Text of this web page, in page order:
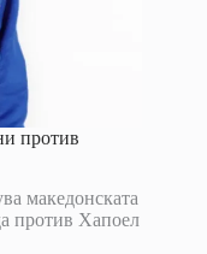
против
македонската
против Хапоел